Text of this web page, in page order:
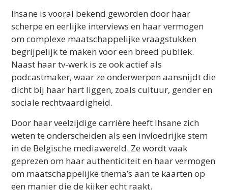
Ihsane is vooral bekend geworden door haar
scherpe en eerlijke interviews en haar vermogen
om complexe maatschappelijke vraagstukken
begrijpelijk te maken voor een breed publiek.
Naast haar tv-werk is ze ook actief als
podcastmaker, waar ze onderwerpen aansnijdt die
dicht bij haar hart liggen, zoals cultuur, gender en
sociale rechtvaardigheid.
Door haar veelzijdige carrière heeft Ihsane zich
weten te onderscheiden als een invloedrijke stem
in de Belgische mediawereld. Ze wordt vaak
geprezen om haar authenticiteit en haar vermogen
om maatschappelijke thema’s aan te kaarten op
een manier die de kijker echt raakt.